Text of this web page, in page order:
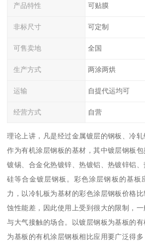
产品特性 可贴膜
非标尺寸 可定制
可售卖地 全国
生产方式 两涂两烘
运输 自提代运均可
经营方式 自营
理论上讲，凡是经过金属镀层的钢板、冷
作为有机涂层钢板的基材，其中镀层钢板
镀锡、合金化热镀锌、热镀铝、热镀锌铝
硅等合金镀层钢板。彩色涂层钢板的基板
力，以冷轧板为基材的彩色涂层钢板价格
蚀性能差，因此使用上受到很大的限制，
与大气接触的场合。以镀层钢板为基板的
为基板的有机涂层钢板相比应用要广泛得